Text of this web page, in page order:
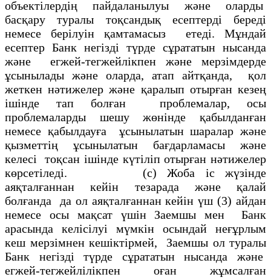
объектілердiң пайдаланылуы және оларды
басқару туралы тоқсандық есептердi бередi
немесе берiлуiн қамтамасыз етедi. Мұндай
есептер Банк негiздi түрде сұрататын нысанда
және егжей-тегжейлiкпен және мерзiмдерде
ұсынылады және оларда, атап айтқанда, қол
жеткен нәтижелер және қаралып отырған кезең
iшiнде тап болған проблемалар, осы
проблемаларды шешу жөнінде қабылданған
немесе қабылдауға ұсынылатын шаралар және
қызметтің ұсынылатын бағдарламасы және
келесi тоқсан ішінде күтiлiп отырған нәтижелер
көрсетiледi. (с) Жоба iс жүзiнде
аяқталғаннан кейiн тезарада және қалай
болғанда да ол аяқталғаннан кейiн үш (3) айдан
немесе осы мақсат үшiн Заемшы мен Банк
арасында келiсiлуi мүмкiн осындай неғұрлым
кеш мерзiмнен кешiктiрмей, Заемшы ол туралы
Банк негiздi түрде сұрататын нысанда және
егжей-тегжейлiлiкпен оған жұмсалған